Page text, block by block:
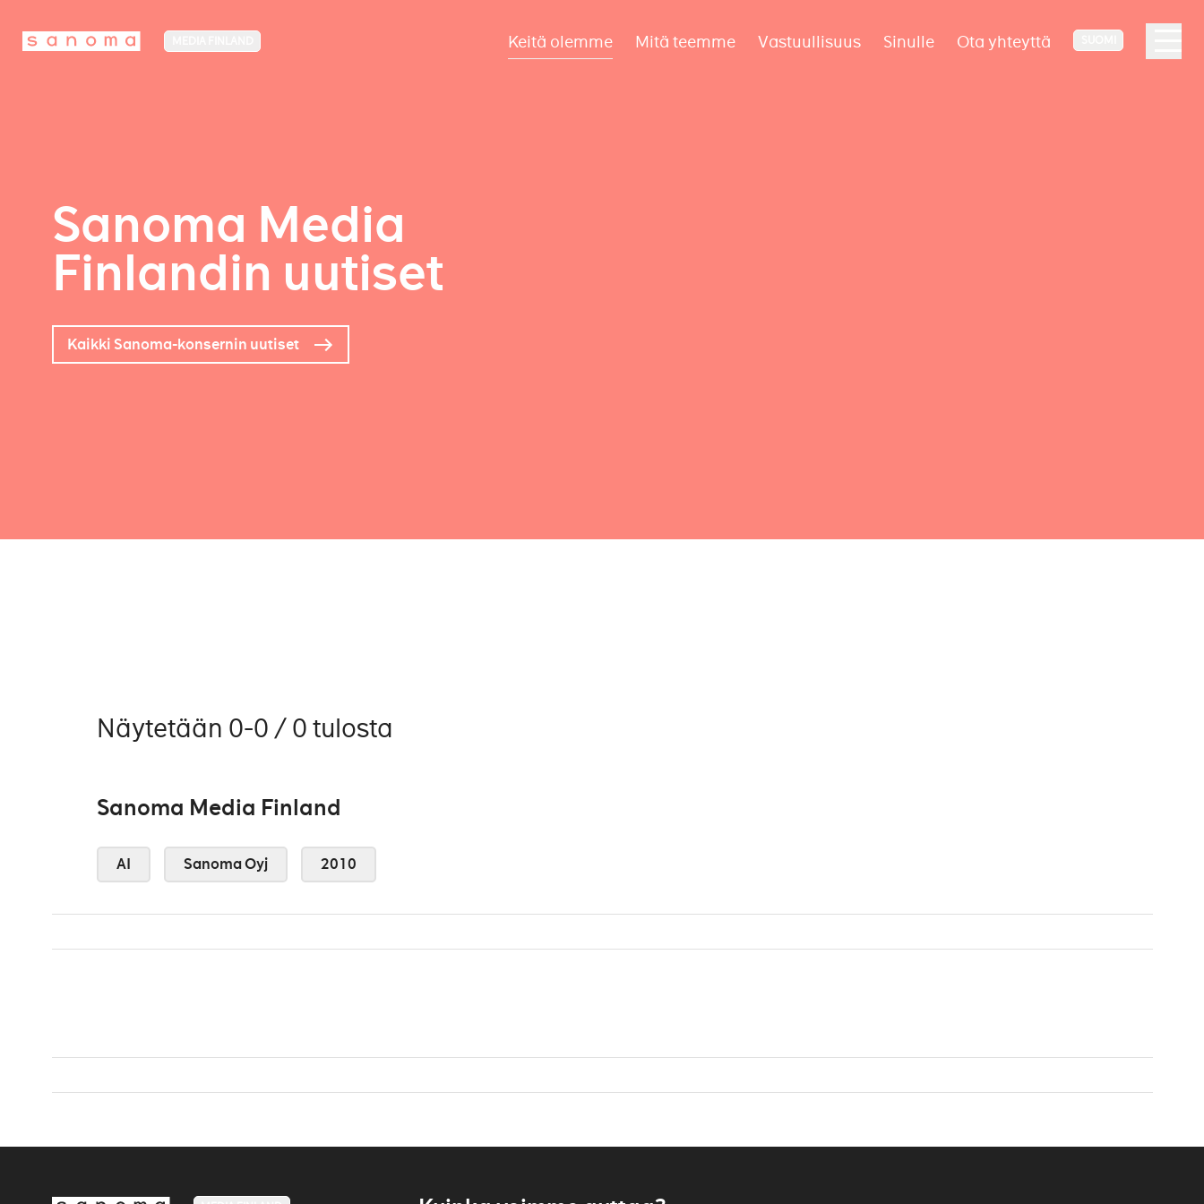
Keitä olemme Mitä teemme Vastuullisuus Sinulle Ota yhteyttä
Sanoma Media
Finlandin uutiset
Kaikki Sanoma-konsernin uutiset
Näytetään 0-0 / 0 tulosta
Sanoma Media Finland
AI Sanoma Oyj 2010